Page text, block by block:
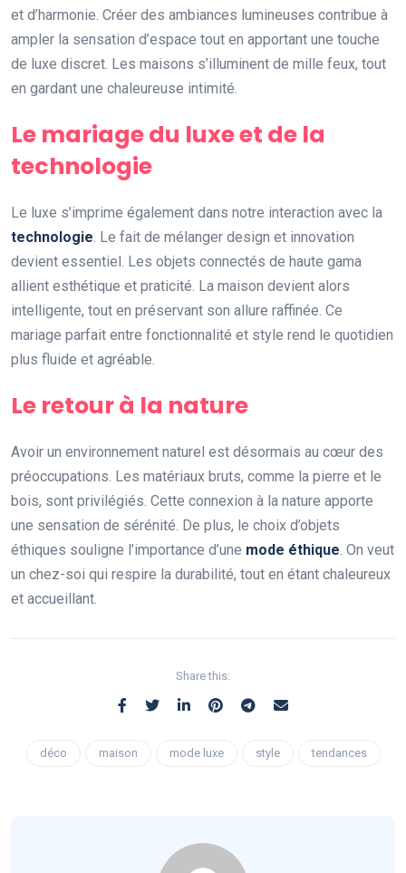
et d’harmonie. Créer des ambiances lumineuses contribue à
ampler la sensation d’espace tout en apportant une touche
de luxe discret. Les maisons s’illuminent de mille feux, tout
en gardant une chaleureuse intimité.
Le mariage du luxe et de la
technologie
Le luxe s’imprime également dans notre interaction avec la
technologie. Le fait de mélanger design et innovation
devient essentiel. Les objets connectés de haute gama
allient esthétique et praticité. La maison devient alors
intelligente, tout en préservant son allure raffinée. Ce
mariage parfait entre fonctionnalité et style rend le quotidien
plus fluide et agréable.
Le retour à la nature
Avoir un environnement naturel est désormais au cœur des
préoccupations. Les matériaux bruts, comme la pierre et le
bois, sont privilégiés. Cette connexion à la nature apporte
une sensation de sérénité. De plus, le choix d’objets
éthiques souligne l’importance d’une mode éthique. On veut
un chez-soi qui respire la durabilité, tout en étant chaleureux
et accueillant.
Share this:
déco maison mode luxe style tendances